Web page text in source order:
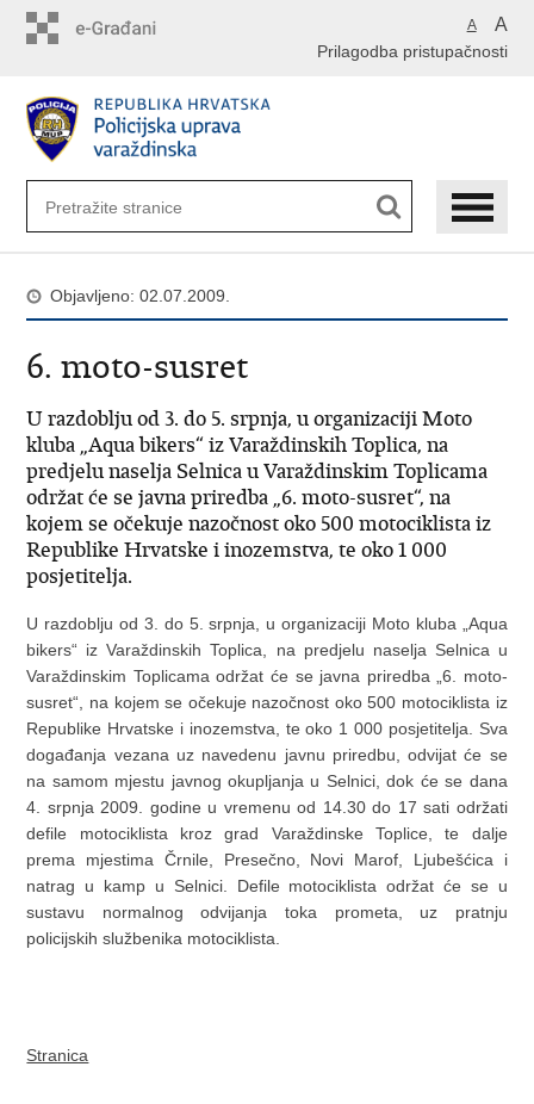
A A
Prilagodba pristupačnosti
Objavljeno: 02.07.2009.
6. moto-susret
U razdoblju od 3. do 5. srpnja, u organizaciji Moto
kluba „Aqua bikers“ iz Varaždinskih Toplica, na
predjelu naselja Selnica u Varaždinskim Toplicama
održat će se javna priredba „6. moto-susret“, na
kojem se očekuje nazočnost oko 500 motociklista iz
Republike Hrvatske i inozemstva, te oko 1 000
posjetitelja.
U razdoblju od 3. do 5. srpnja, u organizaciji Moto kluba „Aqua
bikers“ iz Varaždinskih Toplica, na predjelu naselja Selnica u
Varaždinskim Toplicama održat će se javna priredba „6. moto-
susret“, na kojem se očekuje nazočnost oko 500 motociklista iz
Republike Hrvatske i inozemstva, te oko 1 000 posjetitelja.
Sva
događanja vezana uz navedenu javnu priredbu, odvijat će se
na samom mjestu javnog okupljanja u Selnici, dok će se dana
4. srpnja 2009. godine u vremenu od 14.30 do 17 sati održati
defile motociklista kroz grad Varaždinske Toplice, te dalje
prema mjestima Črnile, Presečno, Novi Marof, Ljubešćica i
natrag u kamp u Selnici.
Defile motociklista održat će se u
sustavu normalnog odvijanja toka prometa, uz pratnju
policijskih službenika motociklista.
Stranica